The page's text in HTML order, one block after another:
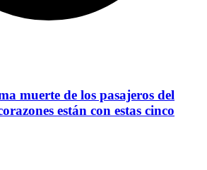
muerte de los pasajeros del
están con estas cinco